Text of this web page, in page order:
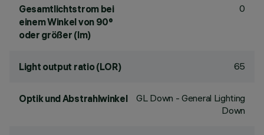
Gesamtlichtstrom bei
einem Winkel von 90°
oder größer (lm)
0
Light output ratio (LOR) 65
Optik und Abstrahlwinkel
GL Down - General Lighting
Down